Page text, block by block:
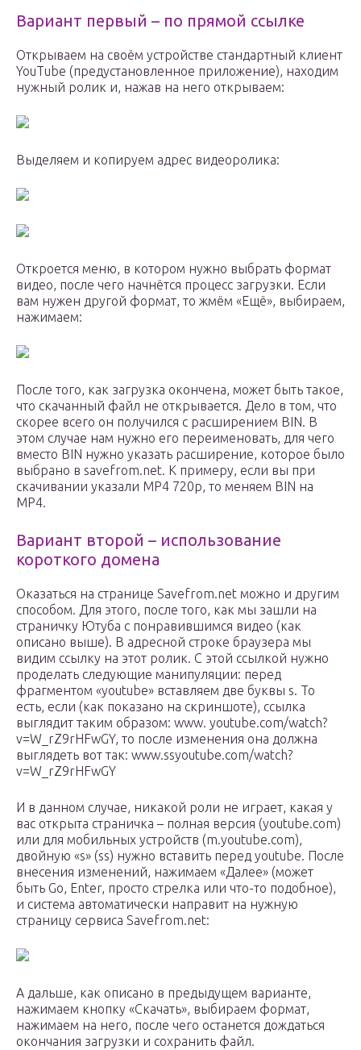
Вариант первый – по прямой ссылке
Открываем на своём устройстве стандартный клиент
YouTube (предустановленное приложение), находим
нужный ролик и, нажав на него открываем:
Выделяем и копируем адрес видеоролика:
Откроется меню, в котором нужно выбрать формат
видео, после чего начнётся процесс загрузки. Если
вам нужен другой формат, то жмём «Ещё», выбираем,
нажимаем:
После того, как загрузка окончена, может быть такое,
что скачанный файл не открывается. Дело в том, что
скорее всего он получился с расширением BIN. В
этом случае нам нужно его переименовать, для чего
вместо BIN нужно указать расширение, которое было
выбрано в savefrom.net. К примеру, если вы при
скачивании указали MP4 720p, то меняем BIN на
MP4.
Вариант второй – использование
короткого домена
Оказаться на странице Savefrom.net можно и другим
способом. Для этого, после того, как мы зашли на
страничку Ютуба с понравившимся видео (как
описано выше). В адресной строке браузера мы
видим ссылку на этот ролик. С этой ссылкой нужно
проделать следующие манипуляции: перед
фрагментом «youtube» вставляем две буквы s. То
есть, если (как показано на скриншоте), ссылка
выглядит таким образом: www. youtube.com/watch?
v=W_rZ9rHFwGY, то после изменения она должна
выглядеть вот так: www.ssyoutube.com/watch?
v=W_rZ9rHFwGY
И в данном случае, никакой роли не играет, какая у
вас открыта страничка – полная версия (youtube.com)
или для мобильных устройств (m.youtube.com),
двойную «s» (ss) нужно вставить перед youtube. После
внесения изменений, нажимаем «Далее» (может
быть Go, Enter, просто стрелка или что-то подобное),
и система автоматически направит на нужную
страницу сервиса Savefrom.net:
А дальше, как описано в предыдущем варианте,
нажимаем кнопку «Скачать», выбираем формат,
нажимаем на него, после чего останется дождаться
окончания загрузки и сохранить файл.